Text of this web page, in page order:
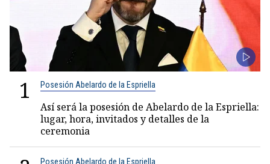
1 Posesión Abelardo de la Espriella
Así será la posesión de Abelardo de la Espriella:
lugar, hora, invitados y detalles de la
ceremonia
Posesión Abelardo de la Espriella